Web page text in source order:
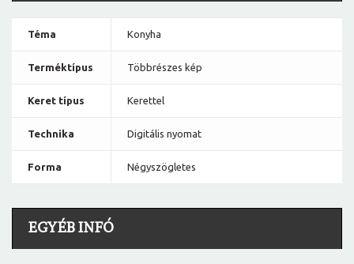
Téma Konyha
Terméktípus Többrészes kép
Keret típus Kerettel
Technika Digitális nyomat
Forma Négyszögletes
EGYÉB INFÓ